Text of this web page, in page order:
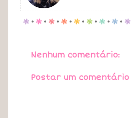
p . p . p . p . p . p . p . p . p
Nenhum comentário:
Postar um comentário